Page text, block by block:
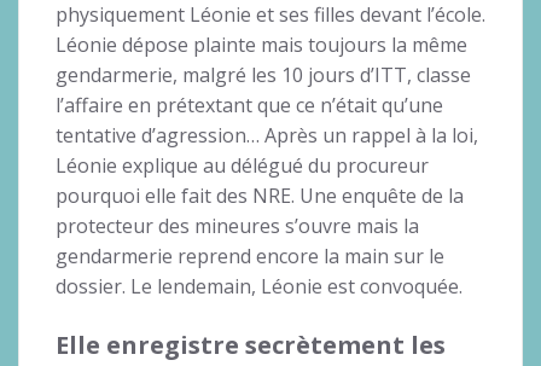
physiquement Léonie et ses filles devant l’école.
Léonie dépose plainte mais toujours la même
gendarmerie, malgré les 10 jours d’ITT, classe
l’affaire en prétextant que ce n’était qu’une
tentative d’agression… Après un rappel à la loi,
Léonie explique au délégué du procureur
pourquoi elle fait des NRE. Une enquête de la
protecteur des mineures s’ouvre mais la
gendarmerie reprend encore la main sur le
dossier. Le lendemain, Léonie est convoquée.
Elle enregistre secrètement les